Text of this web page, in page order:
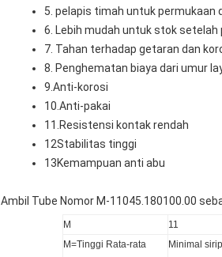
5. pelapis timah untuk permukaan
6. Lebih mudah untuk stok
7. Tahan terhadap getaran dan
8. Penghematan biaya dari umur
9.Anti-korosi
10.Anti-pakai
11.Resistensi kontak rendah
12Stabilitas tinggi
13Kemampuan anti abu
Ambil Tube Nomor M-11045.180100.00
M 11
M=Tinggi Rata-rata
Minimal sirip